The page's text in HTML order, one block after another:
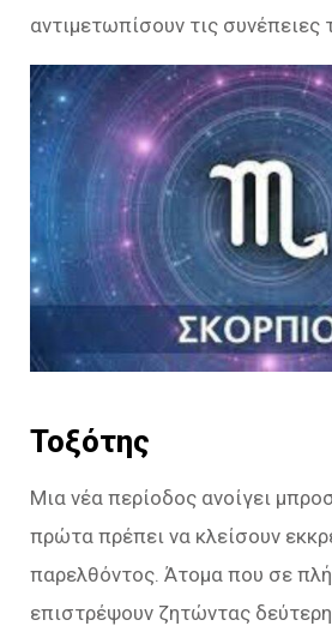
αντιμετωπίσουν τις
Τοξότης
Μια νέα περίοδος ανοίγει
πρώτα πρέπει να κλείσουν
παρελθόντος. Άτομα που σε
επιστρέψουν ζητώντας